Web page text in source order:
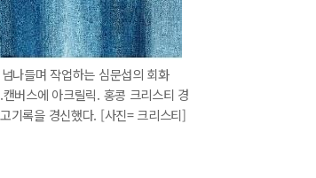
나들며 작업하는 심문섭의 회화
스에 아크릴릭. 홍콩 크리스티 경
기록을 경신했다. [사진= 크리스티]